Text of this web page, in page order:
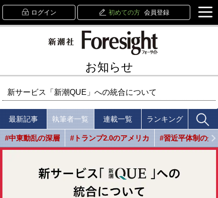
ログイン 初めての方 会員登録
お知らせ
新サービス「新潮QUE」への統合について
最新記事 執筆者一覧 連載一覧 ランキング
#中東動乱の深層 #トランプ2.0のアメリカ #習近平体制の光